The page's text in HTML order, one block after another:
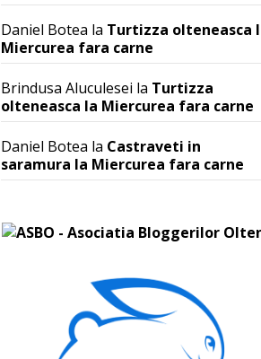
Daniel Botea la Turtizza olteneasca
Miercurea fara carne
Brindusa Aluculesei la Turtizza
olteneasca la Miercurea fara carne
Daniel Botea la Castraveti in
saramura la Miercurea fara carne